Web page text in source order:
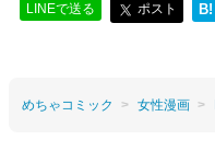
LINEで送る ポスト B!
めちゃコミック 女性漫画